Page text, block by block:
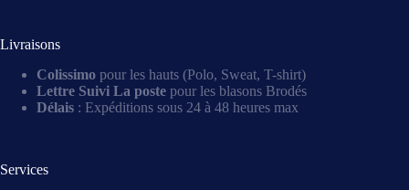
Livraisons
Colissimo pour les hauts (Polo, Sweat, T-shirt)
Lettre Suivi La poste pour les blasons Brodés
Délais : Expéditions sous 24 à 48 heures max
Services